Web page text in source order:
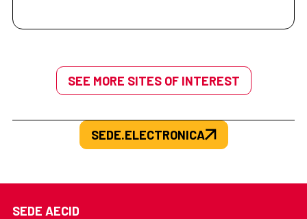
SEE MORE SITES OF INTEREST
SEDE.ELECTRONICA
SEDE AECID